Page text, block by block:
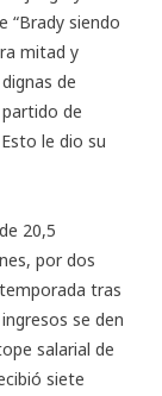
“Brady siendo
mitad y
de
de
le dio su
20,5
por dos
tras
se den
salarial de
siete